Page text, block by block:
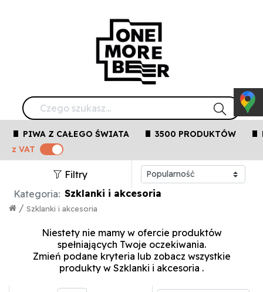
PIWA Z CAŁEGO ŚWIATA 3500 PRODUKTÓW
z VAT
Filtry
Kategoria: Szklanki i akcesoria
Szklanki i akcesoria
/
Niestety nie mamy w ofercie produktów
spełniających Twoje oczekiwania.
Zmień podane kryteria lub zobacz wszystkie
produkty w Szklanki i akcesoria .